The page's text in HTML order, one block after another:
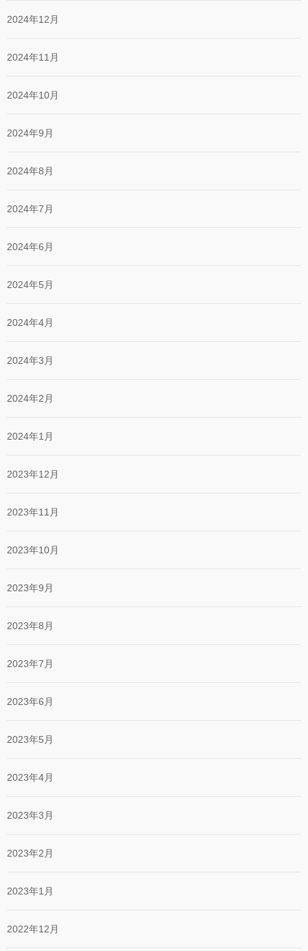
2024年12月
2024年11月
2024年10月
2024年9月
2024年8月
2024年7月
2024年6月
2024年5月
2024年4月
2024年3月
2024年2月
2024年1月
2023年12月
2023年11月
2023年10月
2023年9月
2023年8月
2023年7月
2023年6月
2023年5月
2023年4月
2023年3月
2023年2月
2023年1月
2022年12月